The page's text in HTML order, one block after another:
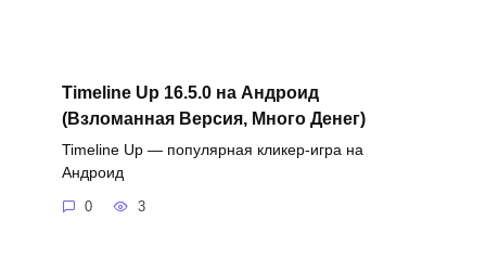
Timeline Up 16.5.0 на Андроид
(Взломанная Версия, Много Денег)
Timeline Up — популярная кликер-игра на
Андроид
0 3